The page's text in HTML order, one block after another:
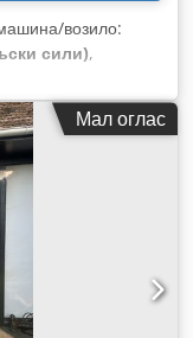
возило:
сили),
1.020 кг, вкупна
мм , вкупна висина:
Мал оглас